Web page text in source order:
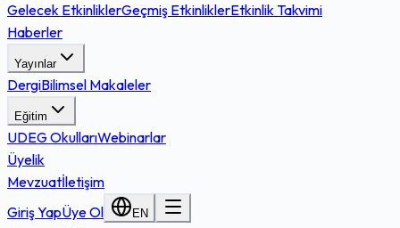
Gelecek EtkinliklerGeçmiş EtkinliklerEtkinlik Takvimi
Haberler
Yayınlar
DergiBilimsel Makaleler
Eğitim
UDEG OkullarıWebinarlar
Üyelik
Mevzuatİletişim
Giriş YapÜye Ol EN